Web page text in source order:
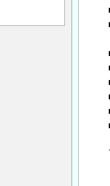
■
■
〒
■
■
■
■
■
■
そ